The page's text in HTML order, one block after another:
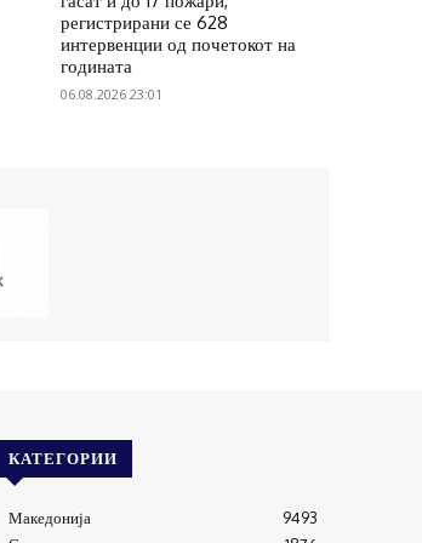
регистрирани се 628
интервенции од почетокот на
годината
06.08.2026 23:01
КАТЕГОРИИ
Македонија
9493